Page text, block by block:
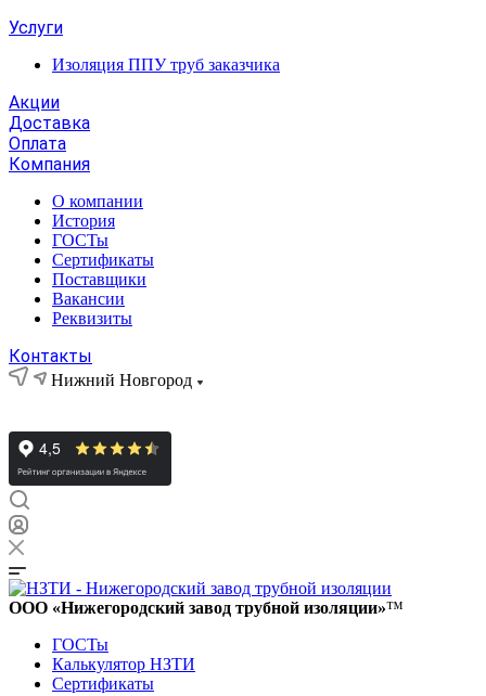
Услуги
Изоляция ППУ труб заказчика
Акции
Доставка
Оплата
Компания
О компании
История
ГОСТы
Сертификаты
Поставщики
Вакансии
Реквизиты
Контакты
Нижний Новгород
ООО «Нижегородский завод трубной изоляции»™
ГОСТы
Калькулятор НЗТИ
Сертификаты